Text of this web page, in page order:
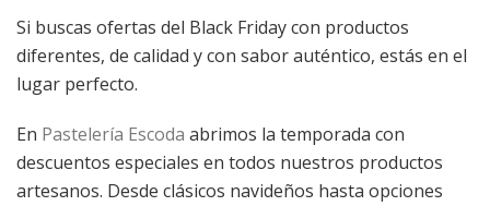
Si buscas ofertas del Black Friday con productos
diferentes, de calidad y con sabor auténtico, estás en el
lugar perfecto.
En Pastelería Escoda abrimos la temporada con
descuentos especiales en todos nuestros productos
artesanos. Desde clásicos navideños hasta opciones